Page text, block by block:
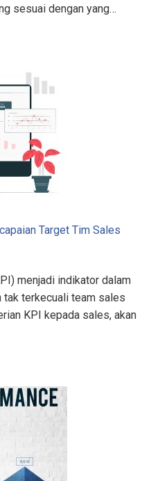
sesuai dengan yang…
Target Tim Sales
menjadi indikator dalam
tak terkecuali team sales
KPI kepada sales, akan